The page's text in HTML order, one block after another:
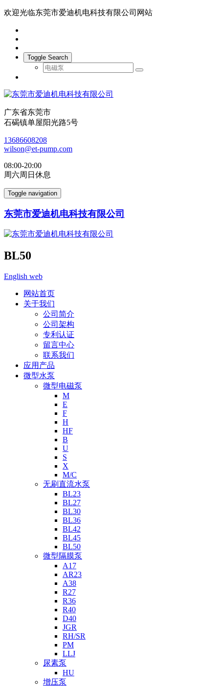
欢迎光临东莞市爱迪机电科技有限公司网站
Toggle Search
广东省东莞市
石碣镇单屋阳光路5号
13686608208
wilson@et-pump.com
08:00-20:00
周六周日休息
Toggle navigation
东莞市爱迪机电科技有限公司
BL50
English web
网站首页
关于我们
公司简介
公司架构
专利认证
留言中心
联系我们
应用产品
微型水泵
微型电磁泵
M
E
F
H
HF
B
U
S
X
M/C
无刷直流水泵
BL23
BL27
BL30
BL36
BL42
BL45
BL50
微型隔膜泵
A17
AR23
A38
R27
R36
R40
D40
JGR
RH/SR
PM
LLJ
尿素泵
HU
增压泵